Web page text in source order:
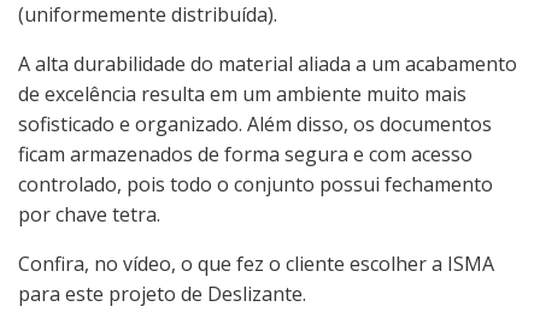
(uniformemente distribuída).
A alta durabilidade do material aliada a um acabamento
de excelência resulta em um ambiente muito mais
sofisticado e organizado. Além disso, os documentos
ficam armazenados de forma segura e com acesso
controlado, pois todo o conjunto possui fechamento
por chave tetra.
Confira, no vídeo, o que fez o cliente escolher a ISMA
para este projeto de Deslizante.